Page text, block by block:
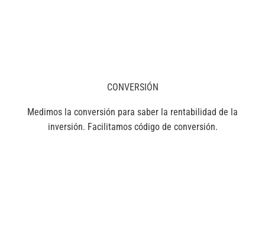
CONVERSIÓN
Medimos la conversión para saber la rentabilidad de la
inversión. Facilitamos código de conversión.